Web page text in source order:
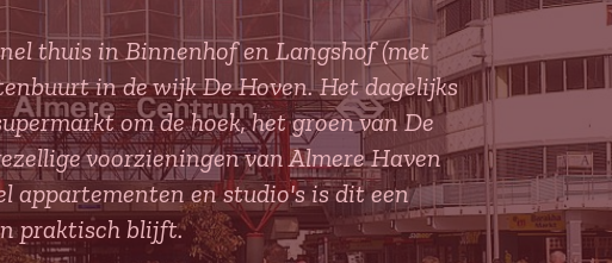
thuis in Binnenhof en Langshof (met
in de wijk De Hoven. Het dagelijks
om de hoek, het groen van De
voorzieningen van Almere Haven
appartementen en studio's is dit een
praktisch blijft.